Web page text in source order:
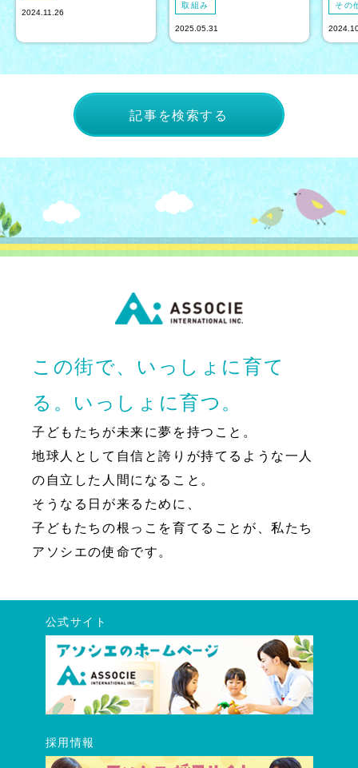
2024.11.26
取組み
2025.05.31
その
記事を検索する
この街で、いっしょに育て
る。いっしょに育つ。
子どもたちが未来に夢を持つこと。
地球人として自信と誇りが持てるような一人
の自立した人間になること。
そうなる日が来るために、
子どもたちの根っこを育てることが、私たち
アソシエの使命です。
公式サイト
採用情報